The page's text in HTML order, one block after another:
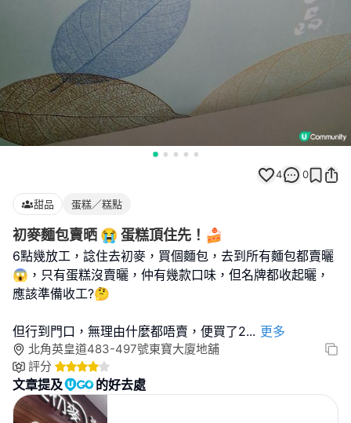
4 0
甜品 蛋糕／糕點
初麥麵包賣晒 😭 蛋糕頂住先！🍰
6點幾放工，諗住去初麥，買個麵包，去到所有麵包都賣曬
😱，只有蛋糕沒賣曬，仲有幾款口味，但名牌都收起曬，
應該準備收工?🤔
但行到門口，無理由什麼都唔賣，便買了2... 更多
北角英皇道483-497號東寶大廈地舖
評分
文章提及 的好去處